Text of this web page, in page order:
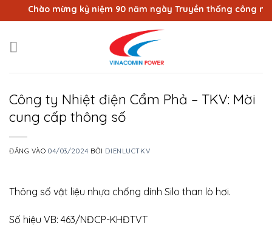
qua
dung
Chào mừng kỷ niệm 90 năm ngày Truyền thống công
Công ty Nhiệt điện Cẩm Phả – TKV: Mời
cung cấp thông số
ĐĂNG VÀO04/03/2024 BỞI DIENLUCTKV
Thông số vật liệu nhựa chống dính Silo than lò hơi.
Số hiệu VB: 463/NĐCP-KHĐTVT